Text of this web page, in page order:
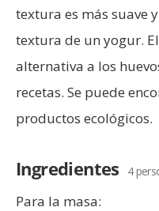
textura es más suave
textura de un yogur.
alternativa a los
recetas. Se puede
productos ecológicos.
Ingredientes 4
Para la masa: